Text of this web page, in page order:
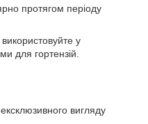
протягом періоду
у
для гортензій.
ексклюзивного вигляду